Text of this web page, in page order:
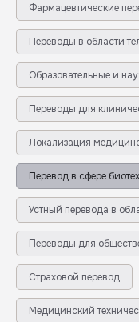
Фармацевтические
Переводы в области
Образовательные и
Переводы для
Локализация
Перевод в сфере
Устный перевода в
Переводы для
Страховой перевод
Медицинский